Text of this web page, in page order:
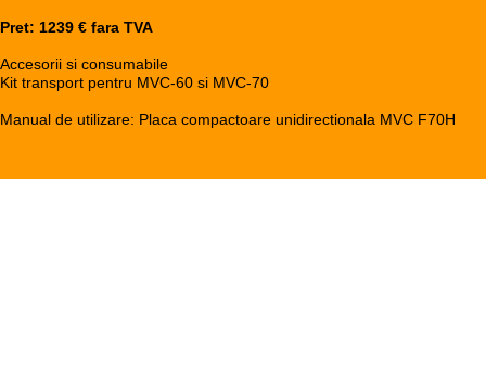
Pret: 1239 € fara TVA
Accesorii si consumabile
Kit transport pentru MVC-60 si MVC-70
Manual de utilizare: Placa compactoare unidirectionala MVC F70H